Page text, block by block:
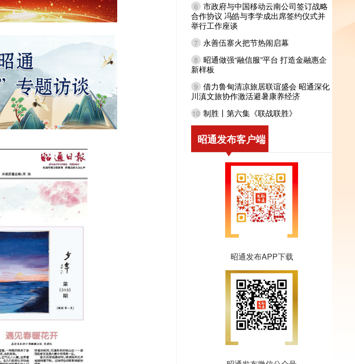
6 市政府与中国移动云南公司签订战略
合作协议 冯皓与李学成出席签约仪式并
举行工作座谈
7 永善伍寨火把节热闹启幕
8
昭通做强“融信服”平台 打造金融惠企
新样板
9 借力鲁甸清凉旅居联谊盛会 昭通深化
川滇文旅协作激活避暑康养经济
10 制胜丨第六集《联战联胜》
昭通发布客户端
昭通发布APP下载